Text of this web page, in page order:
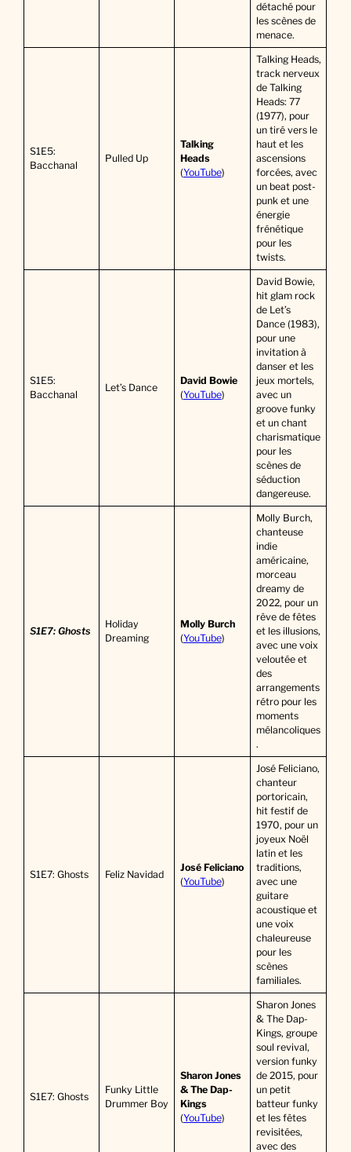
détaché pour
les scènes de
menace.
S1E5:
Bacchanal
Pulled Up
Talking
Heads
(YouTube)
Talking Heads,
track nerveux
de Talking
Heads: 77
(1977), pour
un tiré vers le
haut et les
ascensions
forcées, avec
un beat post-
punk et une
énergie
frénétique
pour les
twists.
S1E5:
Bacchanal
Let’s Dance
David Bowie
(YouTube)
David Bowie,
hit glam rock
de Let’s
Dance (1983),
pour une
invitation à
danser et les
jeux mortels,
avec un
groove funky
et un chant
charismatique
pour les
scènes de
séduction
dangereuse.
S1E7: Ghosts
Holiday
Dreaming
Molly Burch
(YouTube)
Molly Burch,
chanteuse
indie
américaine,
morceau
dreamy de
2022, pour un
rêve de fêtes
et les illusions,
avec une voix
veloutée et
des
arrangements
rétro pour les
moments
mélancoliques
.
S1E7: Ghosts Feliz Navidad
José Feliciano
(YouTube)
José Feliciano,
chanteur
portoricain,
hit festif de
1970, pour un
joyeux Noël
latin et les
traditions,
avec une
guitare
acoustique et
une voix
chaleureuse
pour les
scènes
familiales.
S1E7: Ghosts
Funky Little
Drummer Boy
Sharon Jones
& The Dap-
Kings
(YouTube)
Sharon Jones
& The Dap-
Kings, groupe
soul revival,
version funky
de 2015, pour
un petit
batteur funky
et les fêtes
revisitées,
avec des